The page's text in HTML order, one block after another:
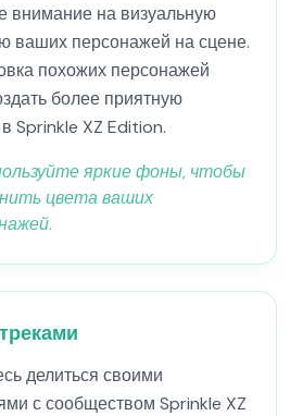
внимание на визуальную
ваших персонажей на сцене.
похожих персонажей
более приятную
в Sprinkle XZ Edition.
яркие фоны, чтобы
цвета ваших
делиться своими
с сообществом Sprinkle XZ